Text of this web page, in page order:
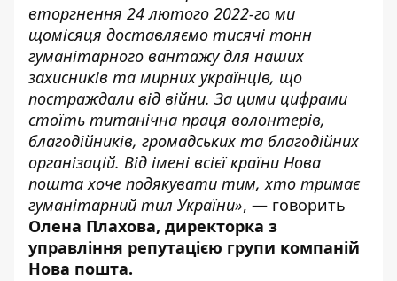
вторгнення 24 лютого 2022-го ми
щомісяця доставляємо тисячі тонн
гуманітарного вантажу для наших
захисників та мирних українців, що
постраждали від війни. За цими цифрами
стоїть титанічна праця волонтерів,
благодійників, громадських та благодійних
організацій. Від імені всієї країни Нова
пошта хоче подякувати тим, хто тримає
гуманітарний тил України», — говорить
Олена Плахова, директорка з
управління репутацією групи компаній
Нова пошта.